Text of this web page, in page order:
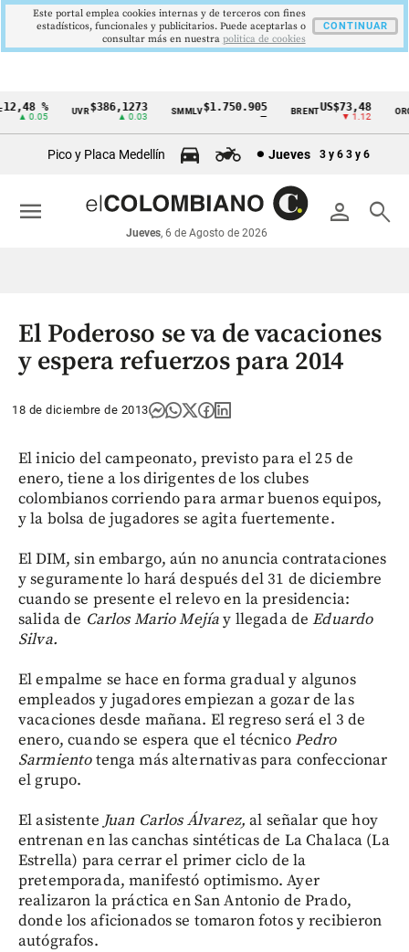
Cintillo
económicos
Colombia
%
▲ 0.05
UVR$386,1273
▲ 0.03
SMMLV$1.750.905 BRENTUS$73,48
▼ 1.12
ORO
Pico y Placa Medellín Jueves 3 y 6 3 y 6
person search
Jueves, 6 de Agosto de 2026
menu
El Poderoso se va de vacaciones
y espera refuerzos para 2014
18 de diciembre de 2013
El inicio del campeonato, previsto para el 25 de
enero, tiene a los dirigentes de los clubes
colombianos corriendo para armar buenos equipos,
y la bolsa de jugadores se agita fuertemente.
El DIM, sin embargo, aún no anuncia contrataciones
y seguramente lo hará después del 31 de diciembre
cuando se presente el relevo en la presidencia:
salida de Carlos Mario Mejíay llegada de Eduardo
Silva.
El empalme se hace en forma gradual y algunos
empleados y jugadores empiezan a gozar de las
vacaciones desde mañana. El regreso será el 3 de
enero, cuando se espera que el técnicoPedro
Sarmientotenga más alternativas para confeccionar
el grupo.
El asistente Juan Carlos Álvarez, al señalar que hoy
entrenan en las canchas sintéticas de La Chalaca (La
Estrella) para cerrar el primer ciclo de la
pretemporada, manifestó optimismo. Ayer
realizaron la práctica en San Antonio de Prado,
donde los aficionados se tomaron fotos y recibieron
autógrafos.
Este portal emplea cookies internas y de terceros con fines
estadísticos, funcionales y publicitarios. Puede aceptarlas o
consultar más en nuestra politica de cookies
CONTINUAR